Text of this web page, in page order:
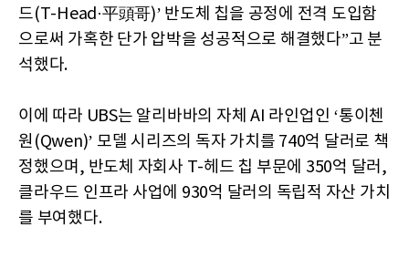
드(T-Head·平頭哥)’ 반도체 칩을 공정에 전격 도입함
으로써 가혹한 단가 압박을 성공적으로 해결했다”고 분
석했다.
이에 따라 UBS는 알리바바의 자체 AI 라인업인 ‘통이첸
원(Qwen)’ 모델 시리즈의 독자 가치를 740억 달러로 책
정했으며, 반도체 자회사 T-헤드 칩 부문에 350억 달러,
클라우드 인프라 사업에 930억 달러의 독립적 자산 가치
를 부여했다.